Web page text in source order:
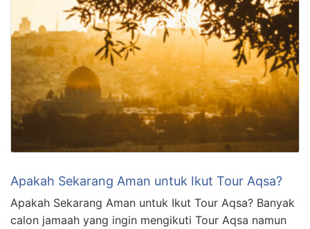
Apakah Sekarang Aman untuk Ikut Tour Aqsa?
Apakah Sekarang Aman untuk Ikut Tour Aqsa? Banyak
calon jamaah yang ingin mengikuti Tour Aqsa namun